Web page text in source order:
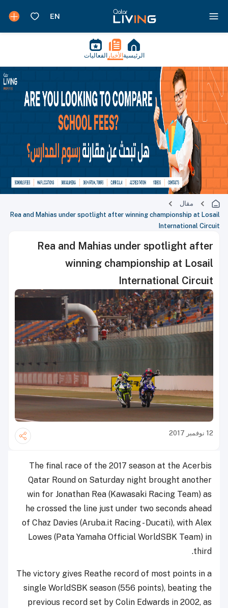
الرئيسية الأخبار الفعاليات
مقال
Rea and Mahias under spotlight after winning championship at Losail
International Circuit
Rea and Mahias under spotlight after
winning championship at Losail
International Circuit
12 نوفمبر 2017
The final race of the 2017 season at the Acerbis
Qatar Round on Saturday night brought another
win for Jonathan Rea (Kawasaki Racing Team) as
he crossed the line just under two seconds ahead
of Chaz Davies (Aruba.it Racing - Ducati), with Alex
Lowes (Pata Yamaha Official WorldSBK Team) in
third.
The victory gives Reathe record of most points in a
single WorldSBK season (556 points), beating the
previous record set by Colin Edwards in 2002, as